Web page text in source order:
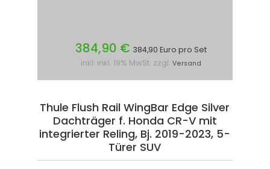
384,90 € 384,90 Euro pro Set
inkl. inkl. 19% MwSt. zzgl. Versand
Thule Flush Rail WingBar Edge Silver
Dachträger f. Honda CR-V mit
integrierter Reling, Bj. 2019-2023, 5-
Türer SUV